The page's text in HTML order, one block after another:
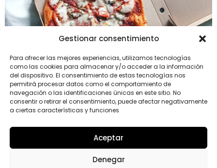
Gestionar consentimiento
Para ofrecer las mejores experiencias, utilizamos tecnologías
como las cookies para almacenar y/o acceder a la información
del dispositivo. El consentimiento de estas tecnologías nos
permitirá procesar datos como el comportamiento de
navegación o las identificaciones únicas en este sitio. No
consentir o retirar el consentimiento, puede afectar negativamente
a ciertas características y funciones.
Aceptar
Denegar
Podemos facilitarte el packaging adecuado para tu
comida. Desde cajas o cucuruchos para patatas fritas,
a barquetas cónicas, envases con tapa, cajas y
triángulos para pizzas, cajas para perritos calientes,
cajas para hamburguesas, cajas para bocadillos,
vasos desechables… Sin olvidarnos por supuesto de las
bolsas de papel kraft para servir los pedidos (con y